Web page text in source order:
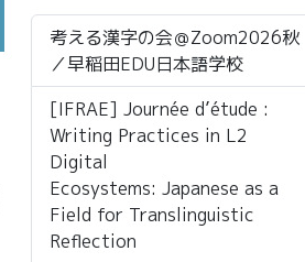
考える漢字の会＠Zoom2026秋
／早稲田EDU日本語学校
[IFRAE] Journée d’étude :
Writing Practices in L2
Digital
Ecosystems: Japanese as a
Field for Translinguistic
Reflection